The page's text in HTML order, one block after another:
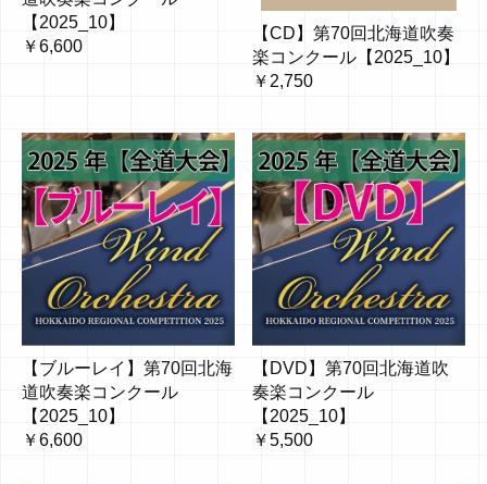
【2025_10】
￥6,600
【CD】第70回北海道吹奏
楽コンクール【2025_10】
￥2,750
【ブルーレイ】第70回北海
道吹奏楽コンクール
【2025_10】
￥6,600
【DVD】第70回北海道吹
奏楽コンクール
【2025_10】
￥5,500